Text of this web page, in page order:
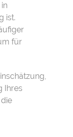
ist.
für
Ihres